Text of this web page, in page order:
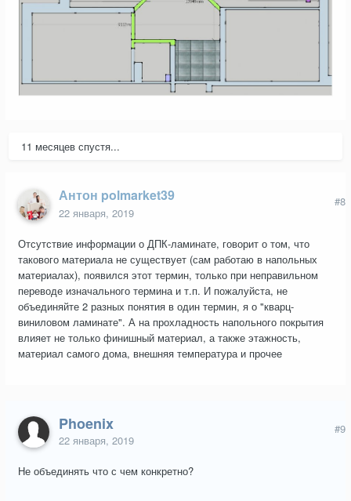
11 месяцев спустя...
Антон polmarket39
22 января, 2019
#8
Отсутствие информации о ДПК-ламинате, говорит о том, что
такового материала не существует (сам работаю в напольных
материалах), появился этот термин, только при неправильном
переводе изначального термина и т.п. И пожалуйста, не
объединяйте 2 разных понятия в один термин, я о "кварц-
виниловом ламинате". А на прохладность напольного покрытия
влияет не только финишный материал, а также этажность,
материал самого дома, внешняя температура и прочее
Phoenix
22 января, 2019
#9
Не объединять что с чем конкретно?